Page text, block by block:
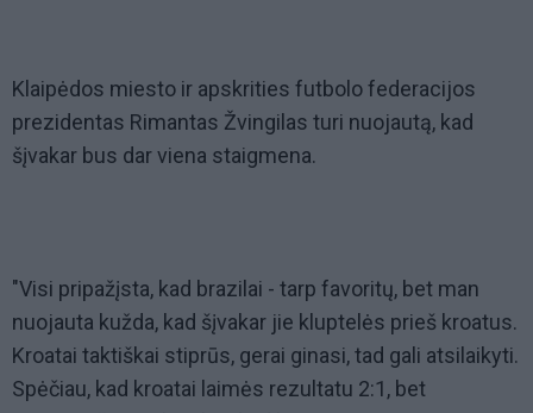
Klaipėdos miesto ir apskrities futbolo federacijos
prezidentas Rimantas Žvingilas turi nuojautą, kad
šįvakar bus dar viena staigmena.
"Visi pripažįsta, kad brazilai - tarp favoritų, bet man
nuojauta kužda, kad šįvakar jie kluptelės prieš kroatus.
Kroatai taktiškai stiprūs, gerai ginasi, tad gali atsilaikyti.
Spėčiau, kad kroatai laimės rezultatu 2:1, bet